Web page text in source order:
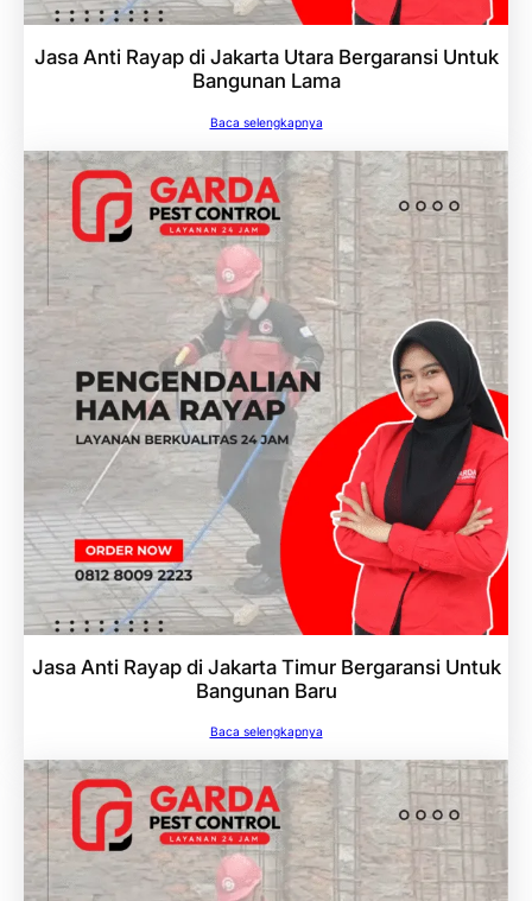
Jasa Anti Rayap di Jakarta Utara Bergaransi Untuk
Bangunan Lama
Baca selengkapnya
Jasa Anti Rayap di Jakarta Timur Bergaransi Untuk
Bangunan Baru
Baca selengkapnya